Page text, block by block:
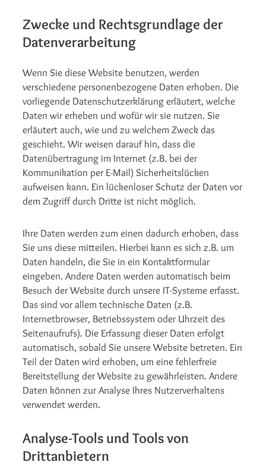
Zwecke und Rechtsgrundlage der
Datenverarbeitung
Wenn Sie diese Website benutzen, werden
verschiedene personenbezogene Daten erhoben. Die
vorliegende Datenschutzerklärung erläutert, welche
Daten wir erheben und wofür wir sie nutzen. Sie
erläutert auch, wie und zu welchem Zweck das
geschieht. Wir weisen darauf hin, dass die
Datenübertragung im Internet (z.B. bei der
Kommunikation per E-Mail) Sicherheitslücken
aufweisen kann. Ein lückenloser Schutz der Daten vor
dem Zugriff durch Dritte ist nicht möglich.
Ihre Daten werden zum einen dadurch erhoben, dass
Sie uns diese mitteilen. Hierbei kann es sich z.B. um
Daten handeln, die Sie in ein Kontaktformular
eingeben. Andere Daten werden automatisch beim
Besuch der Website durch unsere IT-Systeme erfasst.
Das sind vor allem technische Daten (z.B.
Internetbrowser, Betriebssystem oder Uhrzeit des
Seitenaufrufs). Die Erfassung dieser Daten erfolgt
automatisch, sobald Sie unsere Website betreten. Ein
Teil der Daten wird erhoben, um eine fehlerfreie
Bereitstellung der Website zu gewährleisten. Andere
Daten können zur Analyse Ihres Nutzerverhaltens
verwendet werden.
Analyse-Tools und Tools von
Drittanbietern